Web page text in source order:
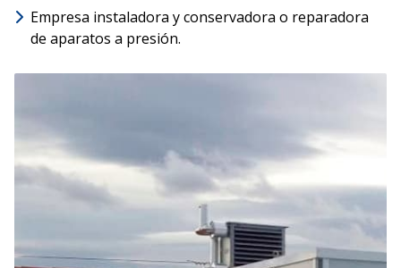
Empresa instaladora y conservadora o reparadora
de aparatos a presión.